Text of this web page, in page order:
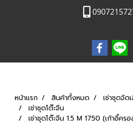
หน้าแรก สินค้าทั้งหมด
เช่าชุดจั
เช่าชุดโต๊ะจีน
เช่าชุดโต๊ะจีน 1.5 M 1750 (เก้าอี้คร